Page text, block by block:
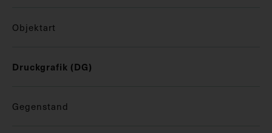
Objektart
Druckgrafik (DG)
Gegenstand